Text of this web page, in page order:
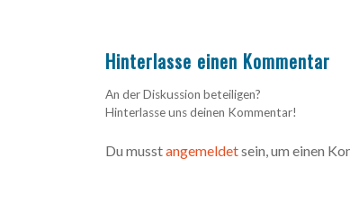
Hinterlasse einen Kommentar
An der Diskussion beteiligen?
Hinterlasse uns deinen Kommentar!
Du musstangemeldetsein, um einen